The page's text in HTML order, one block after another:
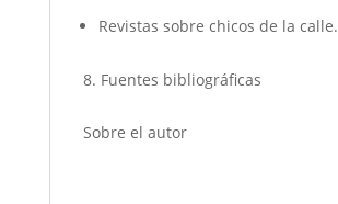
Revistas sobre chicos de la calle.
Fuentes bibliográficas
Sobre el autor